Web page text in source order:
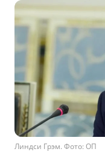
Линдси Грэм. Фото: ОП